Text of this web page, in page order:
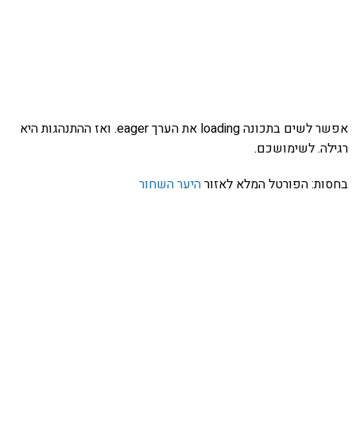
אפשר לשים בתכונה loading את הערך eager. ואז ההתנהגות היא
רגילה. לשימושכם.
בחסות: הפורטל המלא לאזורהיער השחור